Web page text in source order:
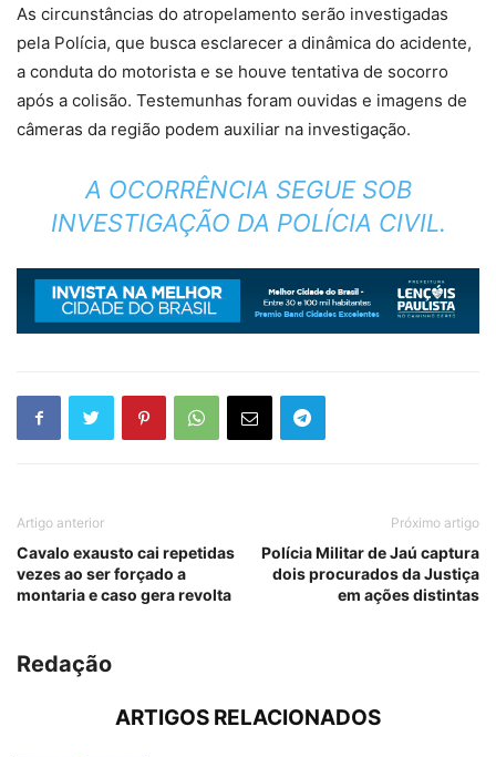
As circunstâncias do atropelamento serão investigadas
pela Polícia, que busca esclarecer a dinâmica do acidente,
a conduta do motorista e se houve tentativa de socorro
após a colisão. Testemunhas foram ouvidas e imagens de
câmeras da região podem auxiliar na investigação.
A OCORRÊNCIA SEGUE SOB
INVESTIGAÇÃO DA POLÍCIA CIVIL.
Artigo anterior
Cavalo exausto cai repetidas
vezes ao ser forçado a
montaria e caso gera revolta
Próximo artigo
Polícia Militar de Jaú captura
dois procurados da Justiça
em ações distintas
Redação
ARTIGOS RELACIONADOS